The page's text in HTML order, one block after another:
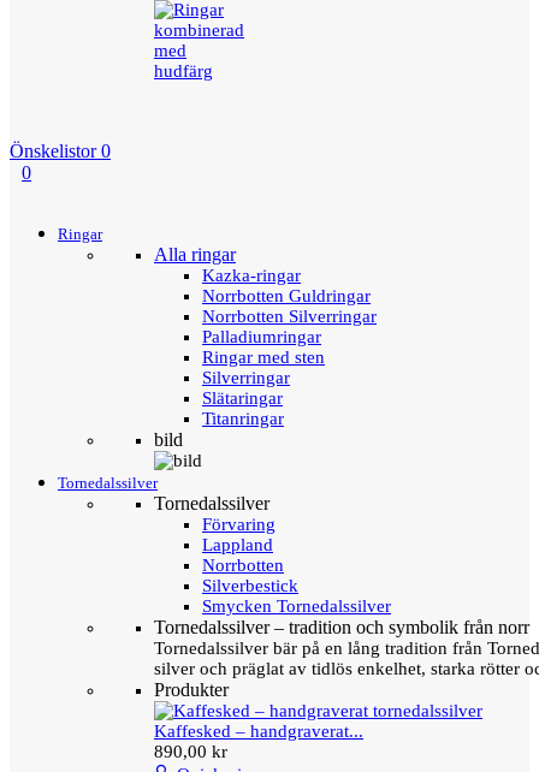
Önskelistor 0
0
Ringar
Alla ringar
Kazka-ringar
Norrbotten Guldringar
Norrbotten Silverringar
Palladiumringar
Ringar med sten
Silverringar
Slätaringar
Titanringar
bild
Tornedalssilver
Tornedalssilver
Förvaring
Lappland
Norrbotten
Silverbestick
Smycken Tornedalssilver
Tornedalssilver – tradition och symbolik från norr
Tornedalssilver bär på en lång tradition från
silver och präglat av tidlös enkelhet, starka rötter
Produkter
Kaffesked – handgraverat...
890,00 kr